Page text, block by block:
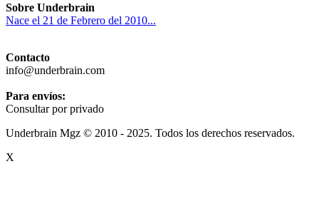
Sobre Underbrain
Nace el 21 de Febrero del 2010...
Contacto
info@underbrain.com
Para envíos:
Consultar por privado
Underbrain Mgz © 2010 - 2025. Todos los derechos reservados.
X